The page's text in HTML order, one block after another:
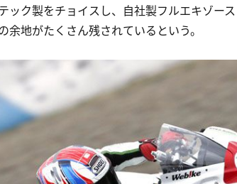
ック製をチョイスし、自社製フルエキゾー
余地がたくさん残されているという。